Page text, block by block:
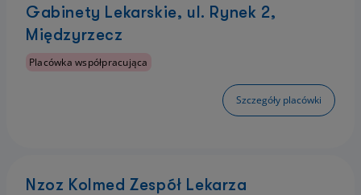
Gabinety Lekarskie, ul. Rynek 2,
Międzyrzecz
Placówka współpracująca
Szczegóły placówki
Nzoz Kolmed Zespół Lekarza